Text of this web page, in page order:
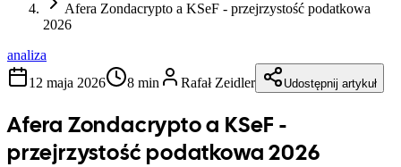
Afera Zondacrypto a KSeF - przejrzystość podatkowa
2026
analiza
12 maja 2026
8 min Rafał Zeidler Udostępnij artykuł
Afera Zondacrypto a KSeF -
przejrzystość podatkowa 2026